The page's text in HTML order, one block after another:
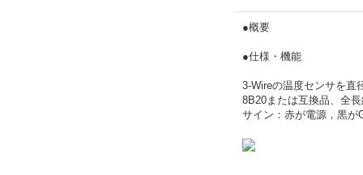
●概要
●仕様・機能
3-Wireの温度センサを直
8B20または互換品、全
サイン：赤が電源，黒が